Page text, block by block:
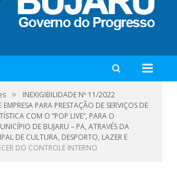
»
INEXIGIBILIDADE Nº 11/2022
PARA PRESTAÇÃO DE SERVIÇOS DE
COM O “POP LIVE”, PARA O
DE BUJARU – PA, ATRAVÉS DA
DE CULTURA, DESPORTO, LAZER E
DO CONTROLE INTERNO